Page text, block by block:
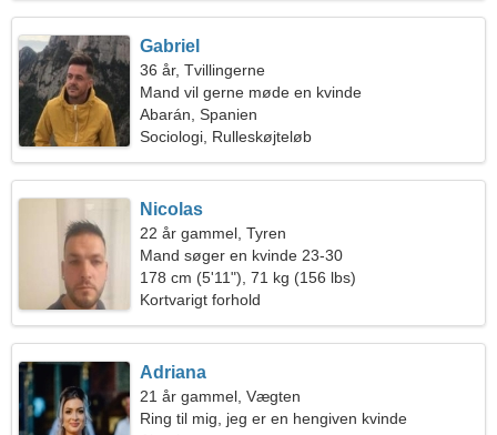
Gabriel
36 år, Tvillingerne
Mand vil gerne møde en kvinde
Abarán, Spanien
Sociologi, Rulleskøjteløb
Nicolas
22 år gammel, Tyren
Mand søger en kvinde 23-30
178 cm (5'11"), 71 kg (156 lbs)
Kortvarigt forhold
Adriana
21 år gammel, Vægten
Ring til mig, jeg er en hengiven kvinde